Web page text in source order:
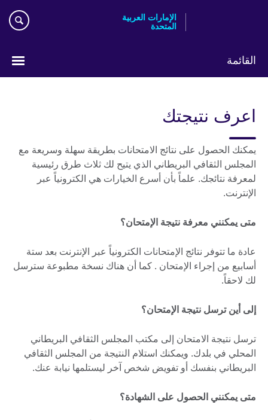
الإمارات العربية
المتحدة
القائمة
اعرف نتيجتك
يمكنك الحصول على نتائج الامتحانات بطريقة سهلة وسريعة مع
المجلس الثقافي البريطاني الذي يتيح لك ثلاث طرق رئيسية
لمعرفة نتائجك. علماً بأن أسرع الخيارات هي الكترونياً عبر
الإنترنت.
متى يمكنني معرفة نتيجة الإمتحان؟
عادة ما تتوفر نتائج الإمتحانات الكترونياً عبر الإنترنت بعد ستة
أسابيع من إجراء الإمتحان . كما أن هناك نسخة مطبوعة سترسل
لك لاحقاً.
إلى أين ترسل نتيجة الإمتحان؟
ترسل نتيجة الامتحان إلى مكتب المجلس الثقافي البريطاني
المحلي في بلدك. ويمكنك استلام النتيجة من المجلس الثقافي
البريطاني بنفسك أو تفويض شخص آخر ليستلمها نيابة عنك.
متى يمكنني الحصول على الشهادة؟